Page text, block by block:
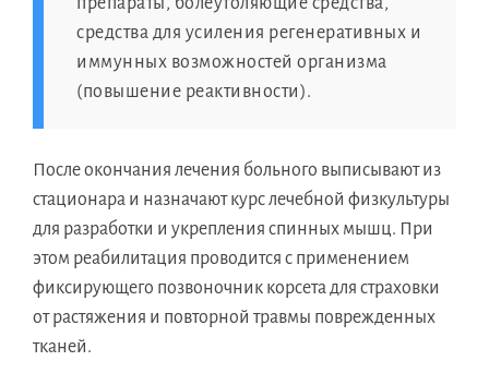
средства для усиления регенеративных и
иммунных возможностей организма
(повышение реактивности).
После окончания лечения больного выписывают из
стационара и назначают курс лечебной физкультуры
для разработки и укрепления спинных мышц. При
этом реабилитация проводится с применением
фиксирующего позвоночник корсета для страховки
от растяжения и повторной травмы поврежденных
тканей.